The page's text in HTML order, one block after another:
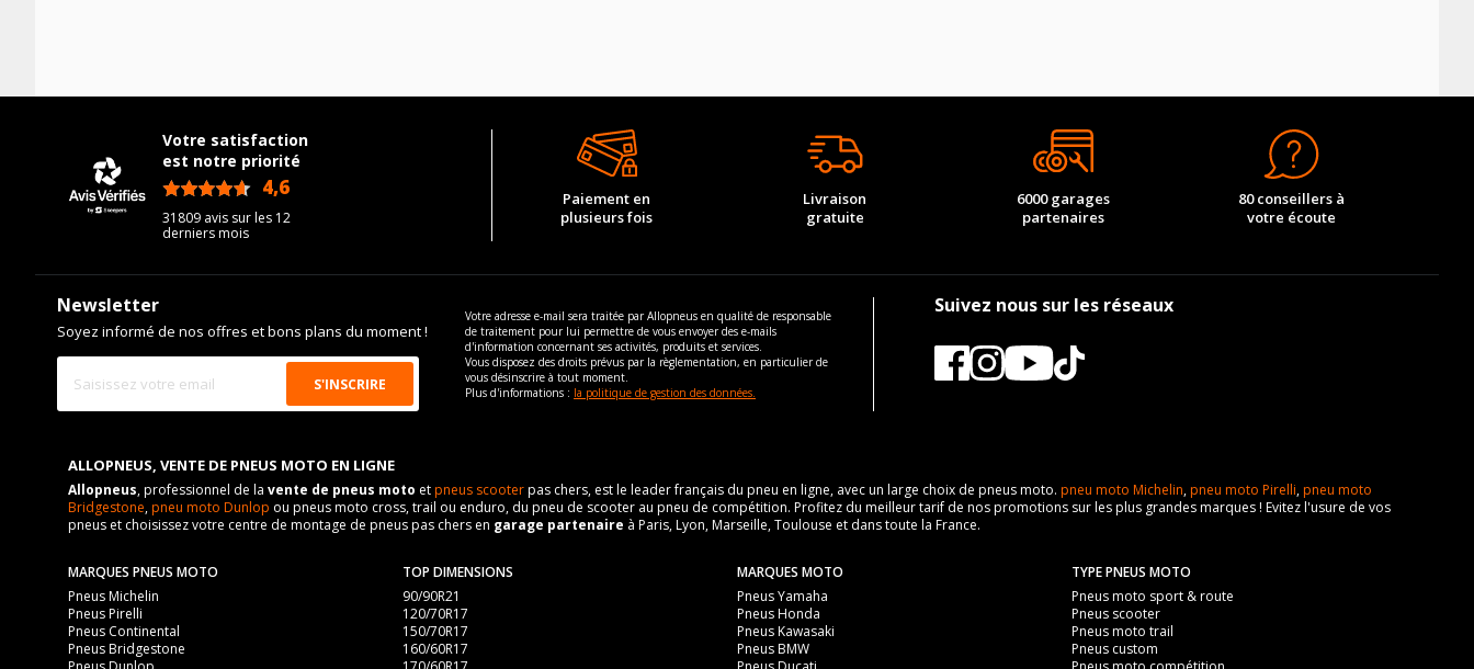
Votre satisfaction
est notre priorité
4,6
31809 avis sur les 12
derniers mois
Paiement en
plusieurs fois
Livraison
gratuite
6000 garages
partenaires
80 conseillers à
votre écoute
Newsletter
Soyez informé de nos offres et bons plans du moment !
Votre adresse e-mail sera traitée par Allopneus en qualité de responsable
de traitement pour lui permettre de vous envoyer des e-mails
d'information concernant ses activités, produits et services.
Vous disposez des droits prévus par la règlementation, en particulier de
vous désinscrire à tout moment.
Plus d'informations : la politique de gestion des données.
Suivez nous sur les réseaux
ALLOPNEUS, VENTE DE PNEUS MOTO EN LIGNE
Allopneus, professionnel de la vente de pneus moto etpneus scooterpas chers, est le leader français du pneu en ligne, avec un large choix de pneus moto. pneu moto Michelin,pneu moto Pirelli,pneu moto
Bridgestone,pneu moto Dunlop ou pneus moto cross, trail ou enduro, du pneu de scooter au pneu de compétition. Profitez du meilleur tarif de nos promotions sur les plus grandes marques ! Evitez l'usure de vos
pneus et choisissez votre centre de montage de pneus pas chers en garage partenaire à Paris, Lyon, Marseille, Toulouse et dans toute la France.
MARQUES PNEUS MOTO
Pneus Michelin
Pneus Pirelli
Pneus Continental
Pneus Bridgestone
TOP DIMENSIONS
90/90R21
120/70R17
150/70R17
160/60R17
MARQUES MOTO
Pneus Yamaha
Pneus Honda
Pneus Kawasaki
Pneus BMW
TYPE PNEUS MOTO
Pneus moto sport & route
Pneus scooter
Pneus moto trail
Pneus custom